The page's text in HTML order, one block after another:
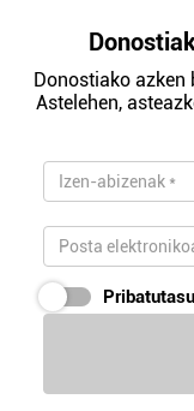
Donostiako azken
Astelehen,